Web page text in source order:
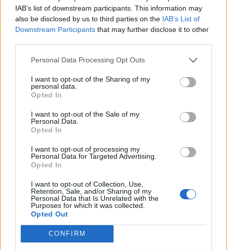
IAB’s list of downstream participants. This information may
also be disclosed by us to third parties on the IAB’s List of
Downstream Participants that may further disclose it to other
Personal Data Processing Opt Outs
I want to opt-out of the Sharing of my
personal data.
Opted In
I want to opt-out of the Sale of my
Personal Data.
Opted In
I want to opt-out of processing my
Personal Data for Targeted Advertising.
Opted In
I want to opt-out of Collection, Use,
Retention, Sale, and/or Sharing of my
Personal Data that Is Unrelated with the
Purposes for which it was collected.
Opted Out
CONFIRM
ΣΧΕΤΙΚΑ ΑΡΘΡΑ